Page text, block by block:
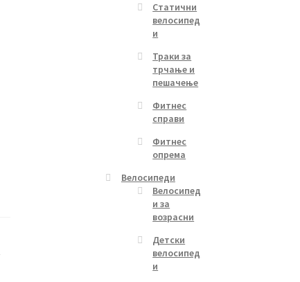
Статични
велосипед
и
Траки за
трчање и
пешачење
Фитнес
справи
Фитнес
опрема
Велосипеди
Велосипед
и за
возрасни
Детски
велосипед
и